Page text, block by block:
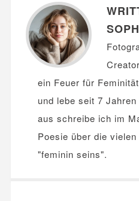
ein Feuer für
und lebe seit 7
aus schreibe ich im
Poesie über die
"feminin seins".